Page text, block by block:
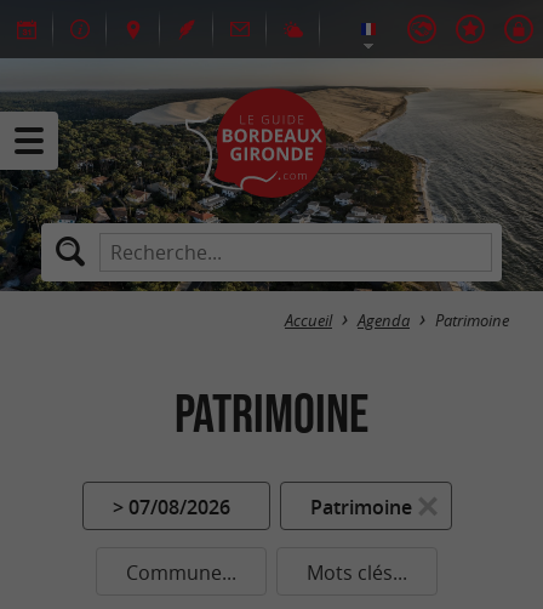
Accueil Agenda Patrimoine
Patrimoine
> 07/08/2026 Patrimoine
Commune... Mots clés...